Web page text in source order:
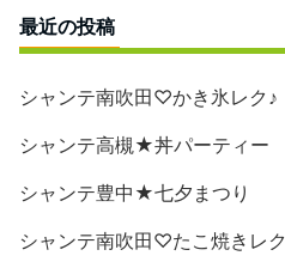
最近の投稿
シャンテ南吹田♡かき氷レク♪
シャンテ高槻★丼パーティー
シャンテ豊中★七夕まつり
シャンテ南吹田♡たこ焼きレク